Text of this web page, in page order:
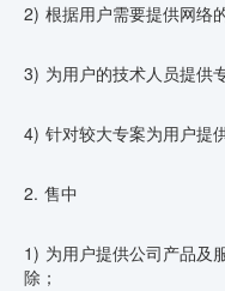
2) 根据用户需要提供网络
3) 为用户的技术人员提供
4) 针对较大专案为用户提
2. 售中
1) 为用户提供公司产品及
除；